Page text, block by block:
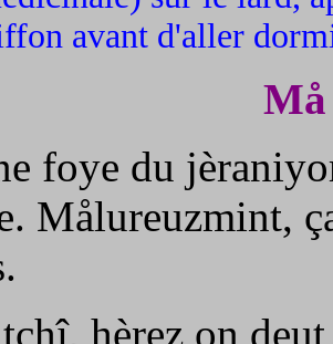
avant d'aller
Må
foye du
Målureuzmint,
hèrez on